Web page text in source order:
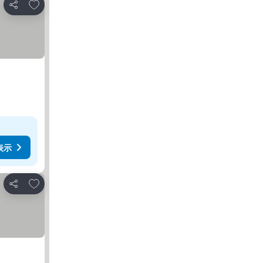
シェア
お気に入りに追加
示
シェア
お気に入りに追加